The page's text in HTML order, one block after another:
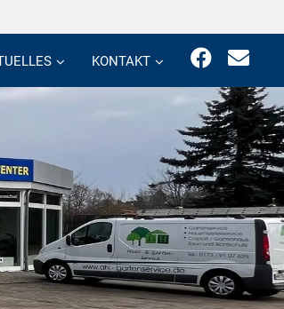
KONTAKT